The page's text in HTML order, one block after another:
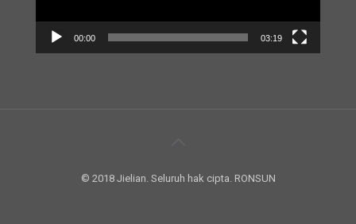
00:00 03:19
© 2018 Jielian. Seluruh hak cipta. RONSUN